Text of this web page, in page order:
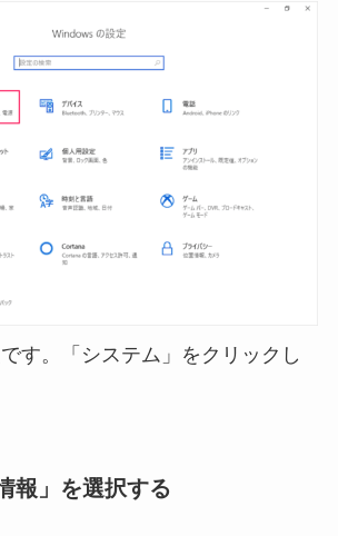
す。「システム」をクリックし
報」を選択する